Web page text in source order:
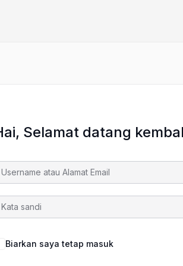
Selamat datang
Biarkan saya tetap masuk